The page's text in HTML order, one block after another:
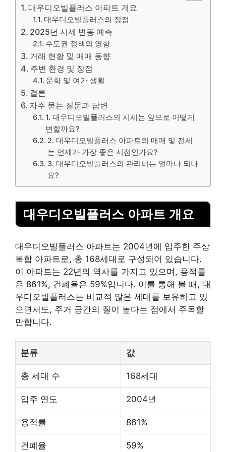
대우디오빌플러스 아파트 개요
대우디오빌플러스의 장점
2025년 시세 변동 예측
수도권 정책의 영향
거래 현황 및 매매 동향
주변 환경 및 장점
문화 및 여가 생활
결론
자주 묻는 질문과 답변
1. 대우디오빌플러스의 시세는 앞으로 어떻게
변할까요?
2. 대우디오빌플러스 아파트의 매매 및 전세
는 언제가 가장 좋은 시점인가요?
3. 대우디오빌플러스의 관리비는 얼마나 되나
요?
대우디오빌플러스 아파트 개요
대우디오빌플러스 아파트는 2004년에 입주한 주상
복합 아파트로, 총 168세대로 구성되어 있습니다.
이 아파트는 22년의 역사를 가지고 있으며, 용적률
은 861%, 건폐율은 59%입니다. 이를 통해 볼 때, 대
우디오빌플러스는 비교적 많은 세대를 보유하고 있
으면서도, 주거 공간의 질이 높다는 점에서 주목할
만합니다.
분류 값
총 세대 수 168세대
입주 연도 2004년
용적률 861%
건폐율 59%